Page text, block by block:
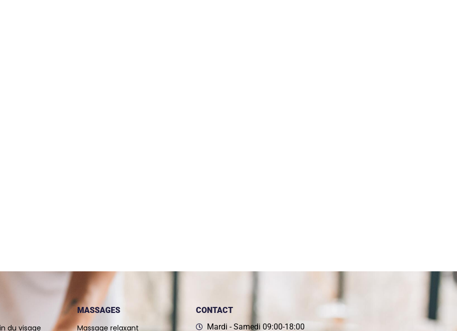
du visage
MASSAGES
Massage relaxant
CONTACT
Mardi - Samedi 09:00-18:00